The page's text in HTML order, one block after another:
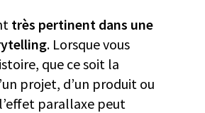
très pertinent dans une
. Lorsque vous
que ce soit la
projet, d’un produit ou
parallaxe peut